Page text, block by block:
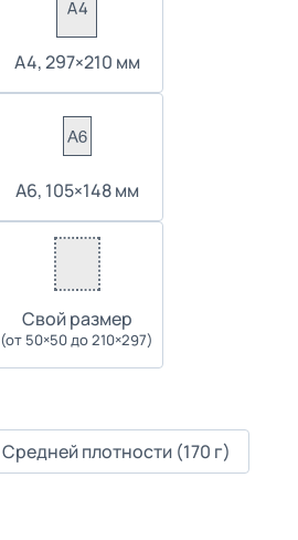
А4, 297×210 мм
А6, 105×148 мм
Cвой размер
(от 50×50 до 210×297)
Средней плотности (170 г)